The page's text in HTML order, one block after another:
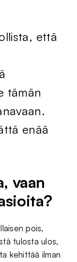
että
tämän
enää
vaan
pois,
tulosta ulos,
kehittää ilman